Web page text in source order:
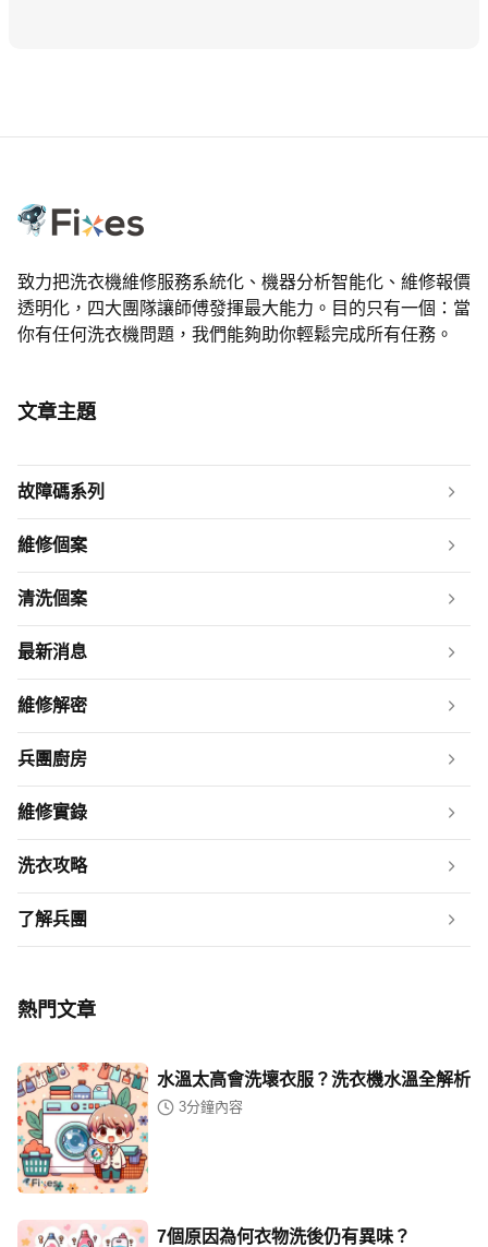
致力把洗衣機維修服務系統化、機器分析智能化、維修報價
透明化，四大團隊讓師傅發揮最大能力。目的只有一個：當
你有任何洗衣機問題，我們能夠助你輕鬆完成所有任務。
文章主題
故障碼系列
維修個案
清洗個案
最新消息
維修解密
兵團廚房
維修實錄
洗衣攻略
了解兵團
熱門文章
水溫太高會洗壞衣服？洗衣機水溫全解析
3分鐘內容
7個原因為何衣物洗後仍有異味？